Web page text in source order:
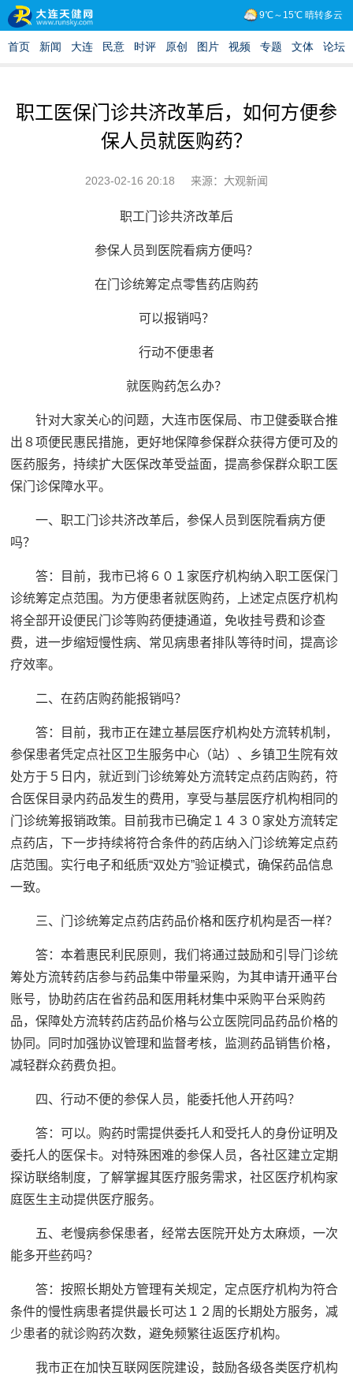
职工医保门诊共济改革后，如何方便参
保人员就医购药？
2023-02-16 20:18 来源：大观新闻
职工门诊共济改革后
参保人员到医院看病方便吗？
在门诊统筹定点零售药店购药
可以报销吗？
行动不便患者
就医购药怎么办？
针对大家关心的问题，大连市医保局、市卫健委联合推
出８项便民惠民措施，更好地保障参保群众获得方便可及的
医药服务，持续扩大医保改革受益面，提高参保群众职工医
保门诊保障水平。
一、职工门诊共济改革后，参保人员到医院看病方便
吗？
答：目前，我市已将６０１家医疗机构纳入职工医保门
诊统筹定点范围。为方便患者就医购药，上述定点医疗机构
将全部开设便民门诊等购药便捷通道，免收挂号费和诊查
费，进一步缩短慢性病、常见病患者排队等待时间，提高诊
疗效率。
二、在药店购药能报销吗？
答：目前，我市正在建立基层医疗机构处方流转机制，
参保患者凭定点社区卫生服务中心（站）、乡镇卫生院有效
处方于５日内，就近到门诊统筹处方流转定点药店购药，符
合医保目录内药品发生的费用，享受与基层医疗机构相同的
门诊统筹报销政策。目前我市已确定１４３０家处方流转定
点药店，下一步持续将符合条件的药店纳入门诊统筹定点药
店范围。实行电子和纸质“双处方”验证模式，确保药品信息
一致。
三、门诊统筹定点药店药品价格和医疗机构是否一样？
答：本着惠民利民原则，我们将通过鼓励和引导门诊统
筹处方流转药店参与药品集中带量采购，为其申请开通平台
账号，协助药店在省药品和医用耗材集中采购平台采购药
品，保障处方流转药店药品价格与公立医院同品药品价格的
协同。同时加强协议管理和监督考核，监测药品销售价格，
减轻群众药费负担。
四、行动不便的参保人员，能委托他人开药吗？
答：可以。购药时需提供委托人和受托人的身份证明及
委托人的医保卡。对特殊困难的参保人员，各社区建立定期
探访联络制度，了解掌握其医疗服务需求，社区医疗机构家
庭医生主动提供医疗服务。
五、老慢病参保患者，经常去医院开处方太麻烦，一次
能多开些药吗？
答：按照长期处方管理有关规定，定点医疗机构为符合
条件的慢性病患者提供最长可达１２周的长期处方服务，减
少患者的就诊购药次数，避免频繁往返医疗机构。
我市正在加快互联网医院建设，鼓励各级各类医疗机构